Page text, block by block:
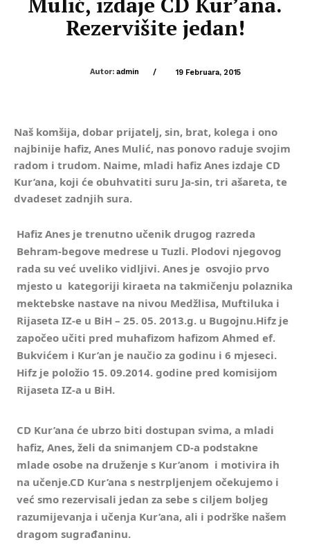
Rezervišite jedan!
Autor: admin / 19 Februara, 2015
Naš komšija, dobar prijatelj, sin, brat, kolega i ono
najbinije hafiz, Anes Mulić, nas ponovo raduje svojim
radom i trudom. Naime, mladi hafiz Anes izdaje CD
Kur’ana, koji će obuhvatiti suru Ja-sin, tri ašareta, te
dvadeset zadnjih sura.
Hafiz Anes je trenutno učenik drugog razreda
Behram-begove medrese u Tuzli. Plodovi njegovog
rada su već uveliko vidljivi. Anes je osvojio prvo
mjesto u kategoriji kiraeta na takmičenju polaznika
mektebske nastave na nivou Medžlisa, Muftiluka i
Rijaseta IZ-e u BiH – 25. 05. 2013.g. u Bugojnu.Hifz je
započeo učiti pred muhafizom hafizom Ahmed ef.
Bukvićem i Kur’an je naučio za godinu i 6 mjeseci.
Hifz je položio 15. 09.2014. godine pred komisijom
Rijaseta IZ-a u BiH.
CD Kur’ana će ubrzo biti dostupan svima, a mladi
hafiz, Anes, želi da snimanjem CD-a podstakne
mlade osobe na druženje s Kur’anom i motivira ih
na učenje.CD Kur’ana s nestrpljenjem očekujemo i
već smo rezervisali jedan za sebe s ciljem boljeg
razumijevanja i učenja Kur’ana, ali i podrške našem
dragom sugrađaninu.